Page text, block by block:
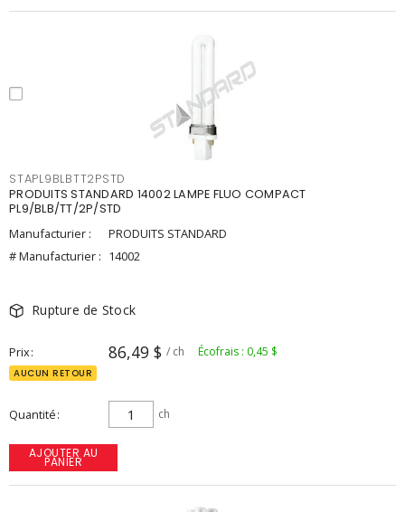
STAPL9BLBTT2PSTD
PRODUITS STANDARD 14002 LAMPE FLUO COMPACT
PL9/BLB/TT/2P/STD
Manufacturier :
PRODUITS STANDARD
# Manufacturier : 14002
Rupture de Stock
Prix 86,49 $ / ch Écofrais : 0,45 $
AUCUN RETOUR
Quantité ch
AJOUTER AU
PANIER